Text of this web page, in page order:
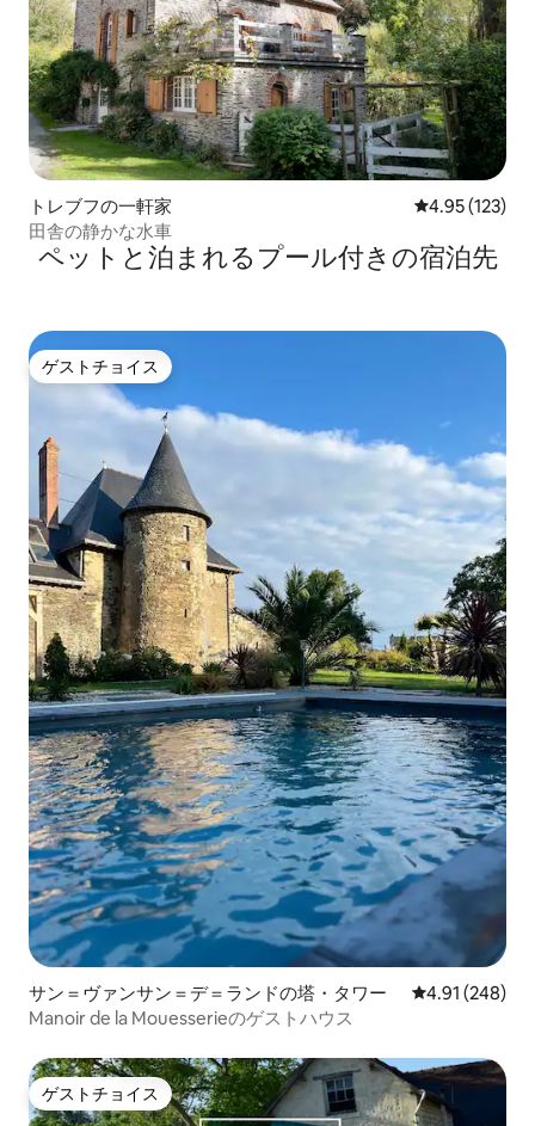
トレブフの一軒家 レビュー123
4.95 (123)
田舎の静かな水車
ペットと泊まれるプール付きの宿泊先
ゲストチョイス
ゲストチョイス
サン＝ヴァンサン＝デ＝ランドの塔・タワー レビュー248
4.91 (248)
Manoir de la Mouesserieのゲストハウス
ゲストチョイス
ゲストチョイス